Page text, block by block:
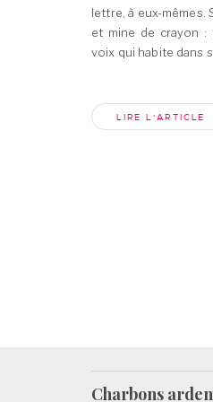
lettre, à eux-mêmes.
et mine de crayon :
voix qui habite dans
LIRE L'ARTICLE
Charbons